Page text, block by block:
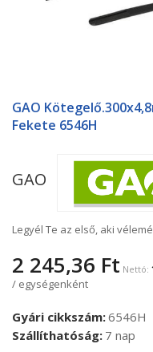
a
képgaléria
GAO
Fekete 6546H
GAO
Legyél Te az első, aki
2 245,36 Ft
/ egységenként
Gyári cikkszám 6546H
Szállíthatóság 7 nap